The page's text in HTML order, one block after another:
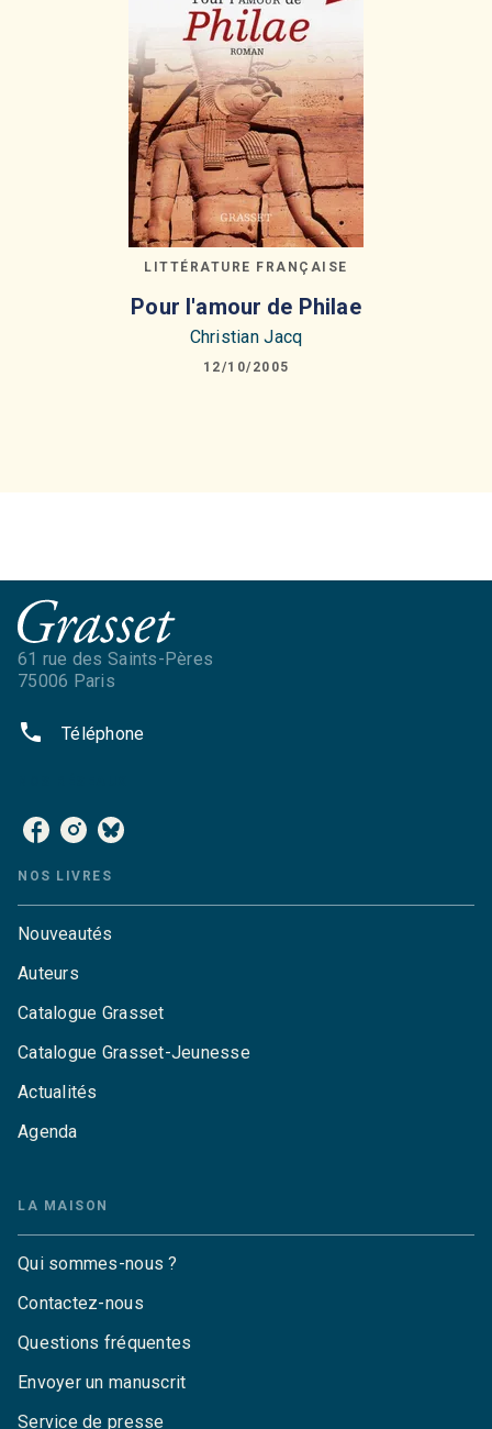
LITTÉRATURE FRANÇAISE
Pour l'amour de Philae
Christian Jacq
12/10/2005
61 rue des Saints-Pères
75006 Paris
phone Téléphone
NOS LIVRES
Nouveautés
Auteurs
Catalogue Grasset
Catalogue Grasset-Jeunesse
Actualités
Agenda
LA MAISON
Qui sommes-nous ?
Contactez-nous
Questions fréquentes
Envoyer un manuscrit
Service de presse